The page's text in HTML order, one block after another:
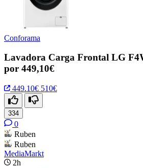
Conforama
Lavadora Carga Frontal LG
por 449,10€
449.10€ 510€
334
0
Ruben
Ruben
MediaMarkt
2h